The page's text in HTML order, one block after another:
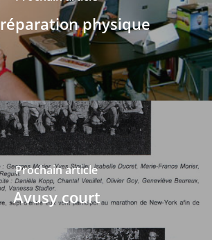
physique
Prochain article
Avusy court